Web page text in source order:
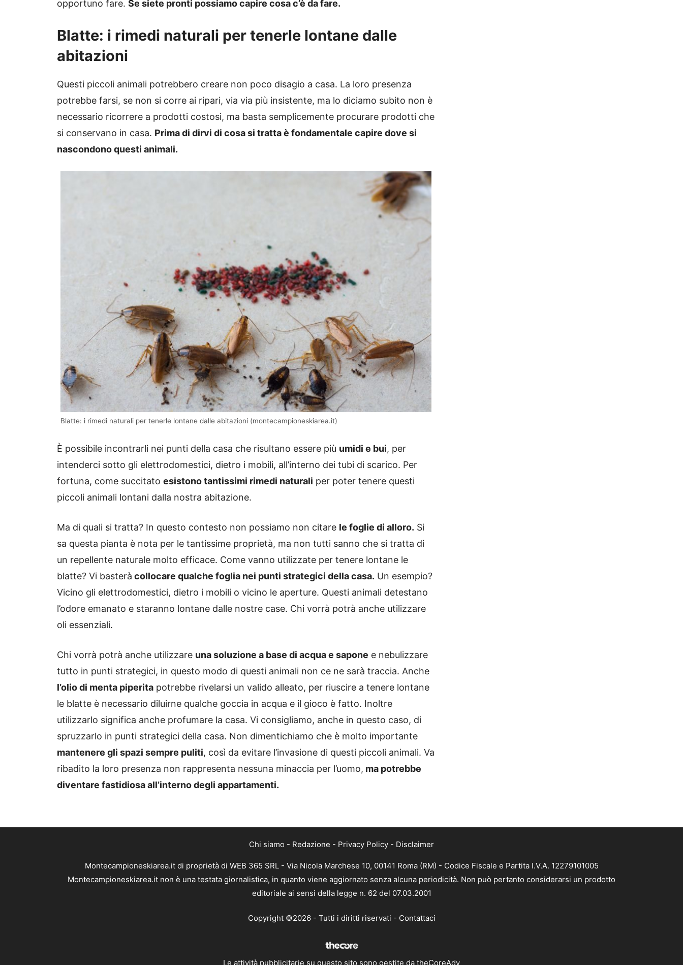
opportuno fare. Se siete pronti possiamo capire cosa c’è da fare.
Blatte: i rimedi naturali per tenerle lontane dalle
abitazioni
Questi piccoli animali potrebbero creare non poco disagio a casa. La loro presenza
potrebbe farsi, se non si corre ai ripari, via via più insistente, ma lo diciamo subito non è
necessario ricorrere a prodotti costosi, ma basta semplicemente procurare prodotti che
si conservano in casa. Prima di dirvi di cosa si tratta è fondamentale capire dove si
nascondono questi animali.
Blatte: i rimedi naturali per tenerle lontane dalle abitazioni (montecampioneskiarea.it)
È possibile incontrarli nei punti della casa che risultano essere più umidi e bui, per
intenderci sotto gli elettrodomestici, dietro i mobili, all’interno dei tubi di scarico. Per
fortuna, come succitato esistono tantissimi rimedi naturali per poter tenere questi
piccoli animali lontani dalla nostra abitazione.
Ma di quali si tratta? In questo contesto non possiamo non citare le foglie di alloro. Si
sa questa pianta è nota per le tantissime proprietà, ma non tutti sanno che si tratta di
un repellente naturale molto efficace. Come vanno utilizzate per tenere lontane le
blatte? Vi basterà collocare qualche foglia nei punti strategici della casa. Un esempio?
Vicino gli elettrodomestici, dietro i mobili o vicino le aperture. Questi animali detestano
l’odore emanato e staranno lontane dalle nostre case. Chi vorrà potrà anche utilizzare
oli essenziali.
Chi vorrà potrà anche utilizzare una soluzione a base di acqua e sapone e nebulizzare
tutto in punti strategici, in questo modo di questi animali non ce ne sarà traccia. Anche
l’olio di menta piperita potrebbe rivelarsi un valido alleato, per riuscire a tenere lontane
le blatte è necessario diluirne qualche goccia in acqua e il gioco è fatto. Inoltre
utilizzarlo significa anche profumare la casa. Vi consigliamo, anche in questo caso, di
spruzzarlo in punti strategici della casa. Non dimentichiamo che è molto importante
mantenere gli spazi sempre puliti, così da evitare l’invasione di questi piccoli animali. Va
ribadito la loro presenza non rappresenta nessuna minaccia per l’uomo, ma potrebbe
diventare fastidiosa all’interno degli appartamenti.
Chi siamo - Redazione - Privacy Policy - Disclaimer
Montecampioneskiarea.it di proprietà di WEB 365 SRL - Via Nicola Marchese 10, 00141 Roma (RM) - Codice Fiscale e Partita I.V.A. 12279101005
Montecampioneskiarea.it non è una testata giornalistica, in quanto viene aggiornato senza alcuna periodicità. Non può pertanto considerarsi un prodotto
editoriale ai sensi della legge n. 62 del 07.03.2001
Copyright ©2026 - Tutti i diritti riservati - Contattaci
Le attività pubblicitarie su questo sito sono gestite da theCoreAdv